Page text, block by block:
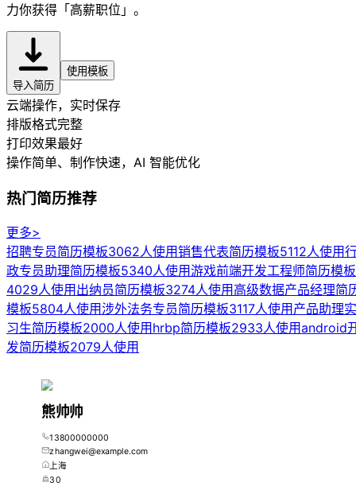
力你获得「高薪职位」。
导入简历
使用模板
云端操作，实时保存
排版格式完整
打印效果最好
操作简单、制作快速，AI 智能优化
热门简历推荐
更多>
招聘专员简历模板3062人使用销售代表简历模板5112人使用
政专员助理简历模板5340人使用游戏前端开发工程师简历模板
4029人使用 出纳员简历模板3274人使用 高级数据产品经理简
模板5804人使用涉外法务专员简历模板3117人使用 产品助理实
习生简历模板2000人使用 hrbp简历模板2933人使用android
发简历模板2079人使用
熊帅帅
13800000000
zhangwei@example.com
上海
30